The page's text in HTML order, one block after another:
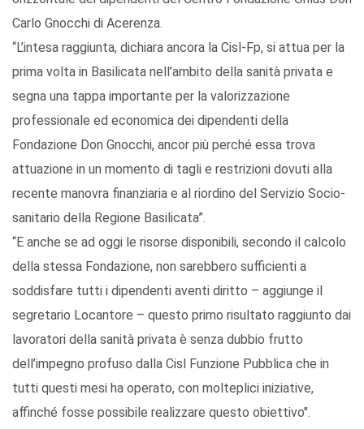
Carlo Gnocchi di Acerenza.
“L’intesa raggiunta, dichiara ancora la Cisl-Fp, si attua per la
prima volta in Basilicata nell’ambito della sanità privata e
segna una tappa importante per la valorizzazione
professionale ed economica dei dipendenti della
Fondazione Don Gnocchi, ancor più perché essa trova
attuazione in un momento di tagli e restrizioni dovuti alla
recente manovra finanziaria e al riordino del Servizio Socio-
sanitario della Regione Basilicata”.
“E anche se ad oggi le risorse disponibili, secondo il calcolo
della stessa Fondazione, non sarebbero sufficienti a
soddisfare tutti i dipendenti aventi diritto – aggiunge il
segretario Locantore – questo primo risultato raggiunto dai
lavoratori della sanità privata è senza dubbio frutto
dell’impegno profuso dalla Cisl Funzione Pubblica che in
tutti questi mesi ha operato, con molteplici iniziative,
affinché fosse possibile realizzare questo obiettivo".